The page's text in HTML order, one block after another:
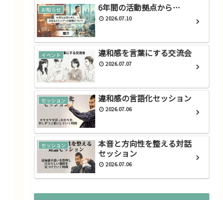
お知らせ 6年間の活動拠点から…
2026.07.10
イベント 違和感を言葉にする交流会
2026.07.07
セッション 違和感の言語化セッション
2026.07.06
セッション
本音と方向性を整える対話
セッション
2026.07.06